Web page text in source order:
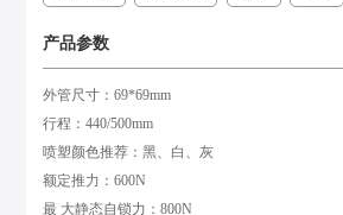
产品参数
外管尺寸：69*69mm
行程：440/500mm
喷塑颜色推荐：黑、白、灰
额定推力：600N
最 大静态自锁力：800N